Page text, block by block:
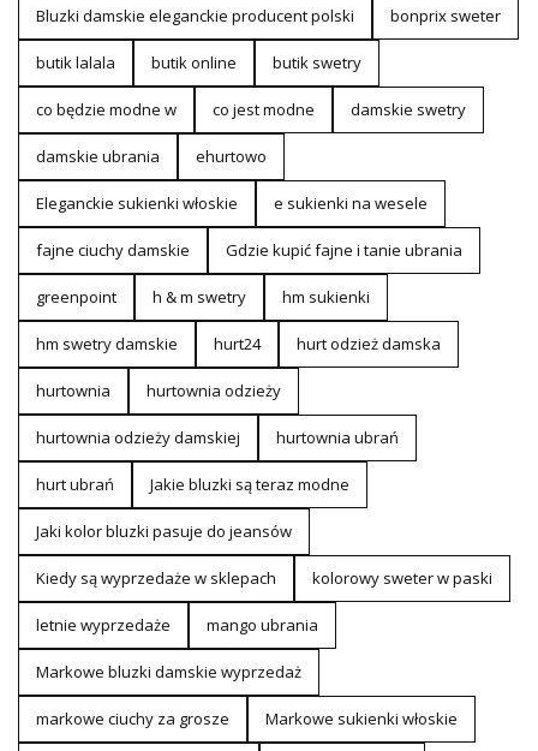
Bluzki damskie eleganckie producent polski bonprix sweter
butik lalala butik online butik swetry
co będzie modne w co jest modne damskie swetry
damskie ubrania ehurtowo
Eleganckie sukienki włoskie e sukienki na wesele
fajne ciuchy damskie Gdzie kupić fajne i tanie ubrania
greenpoint h & m swetry hm sukienki
hm swetry damskie hurt24 hurt odzież damska
hurtownia hurtownia odzieży
hurtownia odzieży damskiej hurtownia ubrań
hurt ubrań Jakie bluzki są teraz modne
Jaki kolor bluzki pasuje do jeansów
Kiedy są wyprzedaże w sklepach kolorowy sweter w paski
letnie wyprzedaże mango ubrania
Markowe bluzki damskie wyprzedaż
markowe ciuchy za grosze Markowe sukienki włoskie